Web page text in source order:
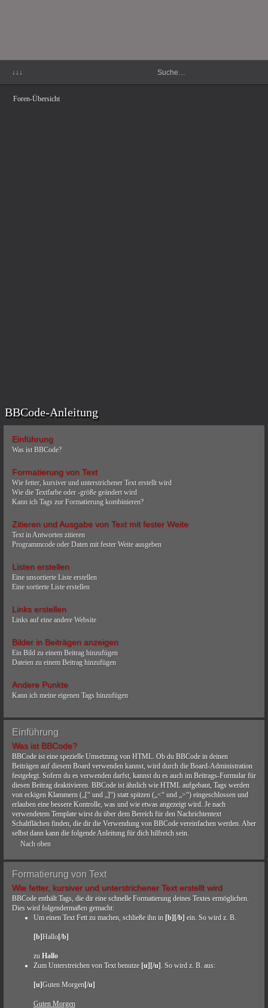
↓↓↓
Foren-Übersicht
BBCode-Anleitung
Einführung
Was ist BBCode?
Formatierung von Text
Wie fetter, kursiver und unterstrichener Text erstellt wird
Wie die Textfarbe oder -größe geändert wird
Kann ich Tags zur Formatierung kombinieren?
Zitieren und Ausgabe von Text mit fester Weite
Text in Antworten zitieren
Programmcode oder Daten mit fester Weite ausgeben
Listen erstellen
Eine unsortierte Liste erstellen
Eine sortierte Liste erstellen
Links erstellen
Links auf eine andere Website
Bilder in Beiträgen anzeigen
Ein Bild zu einem Beitrag hinzufügen
Dateien zu einem Beitrag hinzufügen
Andere Punkte
Kann ich meine eigenen Tags hinzufügen
Einführung
Was ist BBCode?
BBCode ist eine spezielle Umsetzung von HTML. Ob du BBCode in deinen
Beiträgen auf diesem Board verwenden kannst, wird durch die Board-Administration
festgelegt. Sofern du es verwenden darfst, kannst du es auch im Beitrags-Formular für
diesen Beitrag deaktivieren. BBCode ist ähnlich wie HTML aufgebaut, Tags werden
von eckigen Klammern („[“ und „]“) statt spitzen („<“ und „>“) eingeschlossen und
erlauben eine bessere Kontrolle, was und wie etwas angezeigt wird. Je nach
verwendetem Template wirst du über dem Bereich für den Nachrichtentext
Schaltflächen finden, die dir die Verwendung von BBCode vereinfachen werden. Aber
selbst dann kann die folgende Anleitung für dich hilfreich sein.
Nach oben
Formatierung von Text
Wie fetter, kursiver und unterstrichener Text erstellt wird
BBCode enthält Tags, die dir eine schnelle Formatierung deines Textes ermöglichen.
Dies wird folgendermaßen gemacht:
Um einen Text Fett zu machen, schließe ihn in [b][/b] ein. So wird z. B.
[b]Hallo[/b]
zu Hallo
Zum Unterstreichen von Text benutze [u][/u] . So wird z. B. aus:
[u]Guten Morgen[/u]
Guten Morgen